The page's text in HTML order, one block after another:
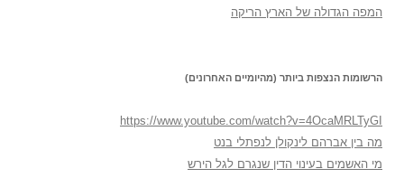
המפה הגדולה של הארץ הריקה
הרשומות הנצפות ביותר (מהיומיים האחרונים)
https://www.youtube.com/watch?v=4OcaMRLTyGI
מה בין אברהם לינקולן לנפתלי בנט
מי האשמים בעינוי הדין שנגרם לגל הירש